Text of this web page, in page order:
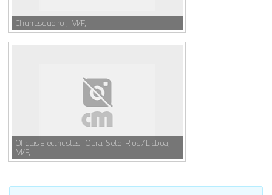
Churrasqueiro , M/F,
Oficiais Electricistas -Obra-Sete-Rios / Lisboa,
M/F,